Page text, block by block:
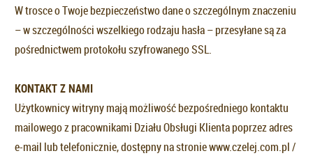
W trosce o Twoje bezpieczeństwo dane o szczególnym znaczeniu
– w szczególności wszelkiego rodzaju hasła – przesyłane są za
pośrednictwem protokołu szyfrowanego SSL.
KONTAKT Z NAMI
Użytkownicy witryny mają możliwość bezpośredniego kontaktu
mailowego z pracownikami Działu Obsługi Klienta poprzez adres
e-mail lub telefonicznie, dostępny na stronie www.czelej.com.pl /